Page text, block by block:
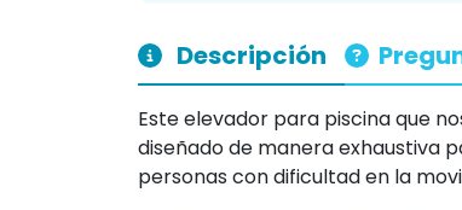
Descripción
Este elevador para piscina que
diseñado de manera exhaustiva
personas con dificultad en la